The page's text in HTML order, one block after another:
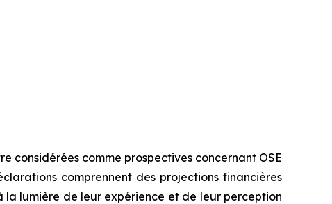
considérées comme prospectives concernant OSE
comprennent des projections financières
la lumière de leur expérience et de leur perception